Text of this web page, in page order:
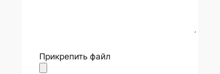
Прикрепить файл